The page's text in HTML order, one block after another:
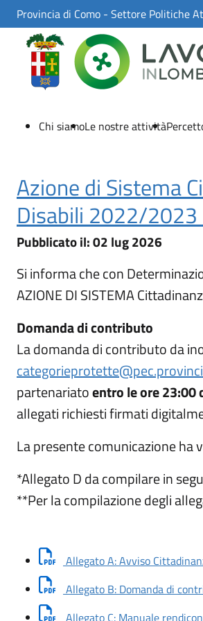
Skip to Main Content
Provincia di Como - Settore Politiche
Chi siamoLe nostre attività
Azione di Sistema
Disabili 2022/2023
Pubblicato il:02 lug 2026
Si informa che con
AZIONE DI SISTEMA
Domanda di contributo
La domanda di contributo da
partenariatoentro le ore 23:00
allegati richiesti firmati
La presente comunicazione
*Allegato D da compilare in
**Per la compilazione degli
Allegato A: Avviso
Allegato B: Domanda di
Allegato C: Manuale